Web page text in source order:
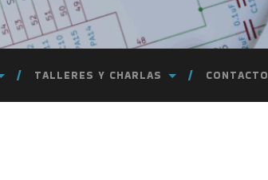
TALLERES Y CHARLAS CONTACTO